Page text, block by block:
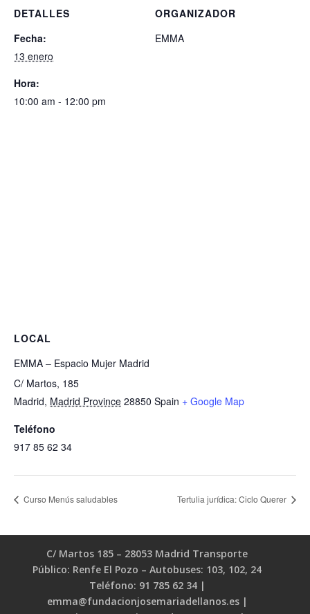
DETALLES
Fecha:
13 enero
Hora:
10:00 am - 12:00 pm
ORGANIZADOR
EMMA
LOCAL
EMMA – Espacio Mujer Madrid
C/ Martos, 185
Madrid, Madrid Province 28850 Spain + Google Map
Teléfono
917 85 62 34
Curso Menús saludables Tertulia jurídica: Ciclo Querer
C/ Martos 185 – 28053 Madrid Transporte
Público: Renfe El Pozo – Autobuses: 103, 102, 24
Teléfono: 91 785 62 34 |
emma@fundacionjosemariadellanos.es |